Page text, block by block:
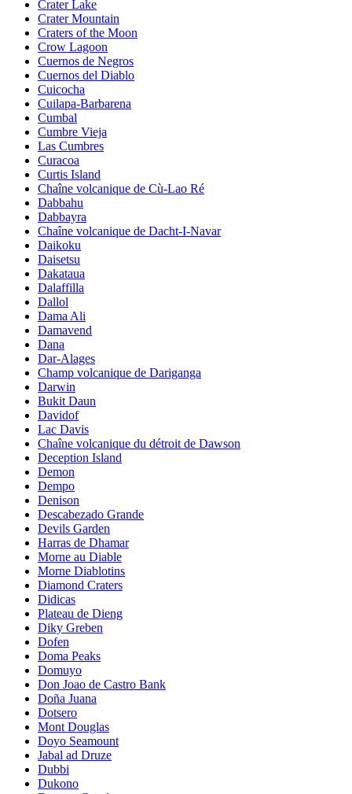
Crater Lake
Crater Mountain
Craters of the Moon
Crow Lagoon
Cuernos de Negros
Cuernos del Diablo
Cuicocha
Cuilapa-Barbarena
Cumbal
Cumbre Vieja
Las Cumbres
Curacoa
Curtis Island
Chaîne volcanique de Cù-Lao Ré
Dabbahu
Dabbayra
Chaîne volcanique de Dacht-I-Navar
Daikoku
Daisetsu
Dakataua
Dalaffilla
Dallol
Dama Ali
Damavend
Dana
Dar-Alages
Champ volcanique de Dariganga
Darwin
Bukit Daun
Davidof
Lac Davis
Chaîne volcanique du détroit de Dawson
Deception Island
Demon
Dempo
Denison
Descabezado Grande
Devils Garden
Harras de Dhamar
Morne au Diable
Morne Diablotins
Diamond Craters
Didicas
Plateau de Dieng
Diky Greben
Dofen
Doma Peaks
Domuyo
Don Joao de Castro Bank
Doña Juana
Dotsero
Mont Douglas
Doyo Seamount
Jabal ad Druze
Dubbi
Dukono